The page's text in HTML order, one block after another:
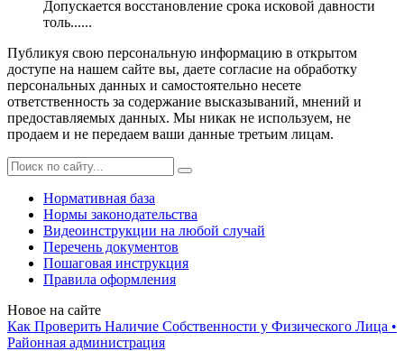
Допускается восстановление срока исковой давности
толь......
Публикуя свою персональную информацию в открытом
доступе на нашем сайте вы, даете согласие на обработку
персональных данных и самостоятельно несете
ответственность за содержание высказываний, мнений и
предоставляемых данных. Мы никак не используем, не
продаем и не передаем ваши данные третьим лицам.
Нормативная база
Нормы законодательства
Видеоинструкции на любой случай
Перечень документов
Пошаговая инструкция
Правила оформления
Новое на сайте
Как Проверить Наличие Собственности у Физического Лица •
Paйoннaя aдминиcтpaция